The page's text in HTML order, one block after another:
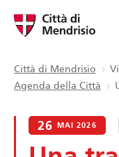
Città di Mendrisio
Agenda della Città
26 MAI 2026